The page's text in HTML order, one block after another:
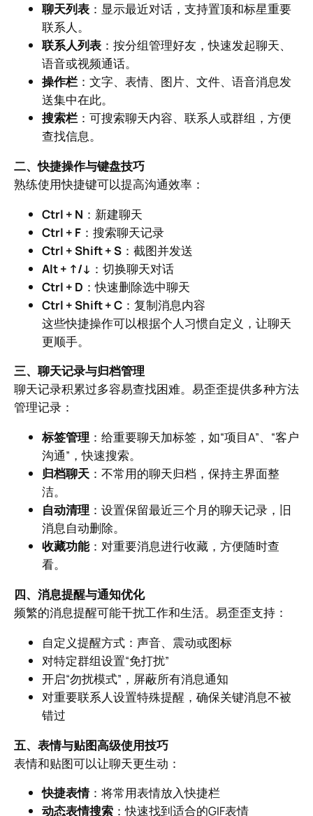
聊天列表 ：显示最近对话，支持置顶和标星重要
联系人。
联系人列表 ：按分组管理好友，快速发起聊天、
语音或视频通话。
操作栏 ：文字、表情、图片、文件、语音消息发
送集中在此。
搜索栏 ：可搜索聊天内容、联系人或群组，方便
查找信息。
二、快捷操作与键盘技巧
熟练使用快捷键可以提高沟通效率：
Ctrl + N ：新建聊天
Ctrl + F ：搜索聊天记录
Ctrl + Shift + S ：截图并发送
Alt + ↑/↓ ：切换聊天对话
Ctrl + D ：快速删除选中聊天
Ctrl + Shift + C ：复制消息内容
这些快捷操作可以根据个人习惯自定义，让聊天
更顺手。
三、聊天记录与归档管理
聊天记录积累过多容易查找困难。易歪歪提供多种方法
管理记录：
标签管理 ：给重要聊天加标签，如“项目A”、“客户
沟通”，快速搜索。
归档聊天 ：不常用的聊天归档，保持主界面整
洁。
自动清理 ：设置保留最近三个月的聊天记录，旧
消息自动删除。
收藏功能：对重要消息进行收藏，方便随时查
看。
四、消息提醒与通知优化
频繁的消息提醒可能干扰工作和生活。易歪歪支持：
自定义提醒方式：声音、震动或图标
对特定群组设置“免打扰”
开启“勿扰模式”，屏蔽所有消息通知
对重要联系人设置特殊提醒，确保关键消息不被
错过
五、表情与贴图高级使用技巧
表情和贴图可以让聊天更生动：
快捷表情：将常用表情放入快捷栏
动态表情搜索 ：快速找到适合的GIF表情